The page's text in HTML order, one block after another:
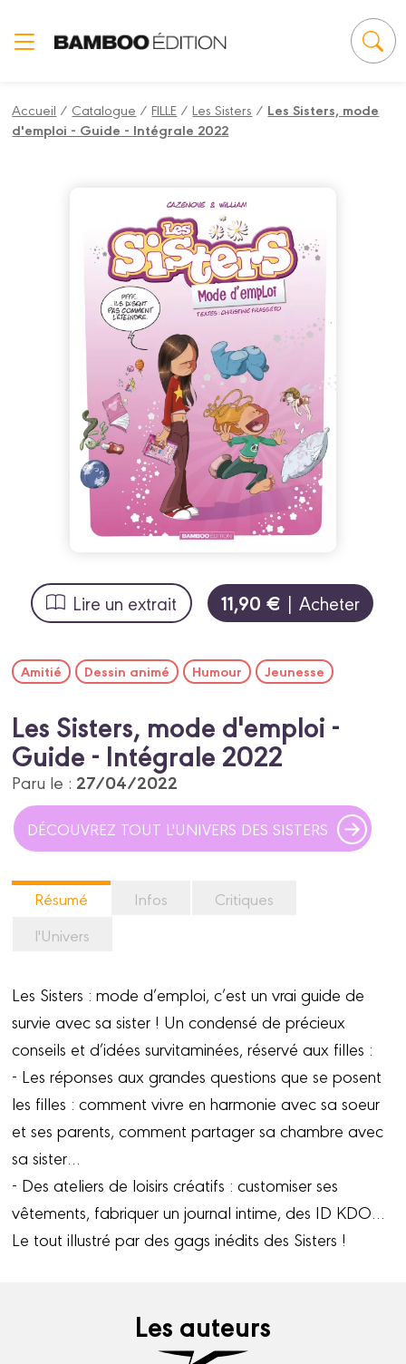
Accueil / Catalogue /FILLE /Les Sisters / Les Sisters, mode
d'emploi - Guide - Intégrale 2022
Lire un extrait 11,90 € | Acheter
Amitié Dessin animé Humour Jeunesse
Les Sisters, mode d'emploi -
Guide - Intégrale 2022
Paru le : 27/04/2022
DÉCOUVREZ TOUT L'UNIVERS DES SISTERS
Résumé Infos
Critiques
l'Univers
Les Sisters : mode d’emploi, c’est un vrai guide de
survie avec sa sister ! Un condensé de précieux
conseils et d’idées survitaminées, réservé aux filles :
- Les réponses aux grandes questions que se posent
les filles : comment vivre en harmonie avec sa soeur
et ses parents, comment partager sa chambre avec
sa sister…
- Des ateliers de loisirs créatifs : customiser ses
vêtements, fabriquer un journal intime, des ID KDO…
Le tout illustré par des gags inédits des Sisters !
Les auteurs